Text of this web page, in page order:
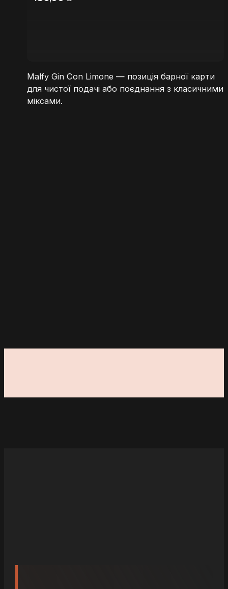
Malfy Gin Con Limone — позиція барної карти
для чистої подачі або поєднання з класичними
міксами.